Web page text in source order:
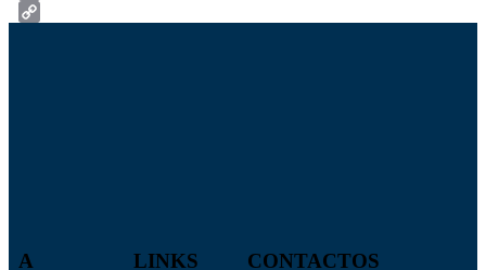
Email
A
LINKS
CONTACTOS